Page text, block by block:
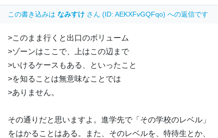
この書き込みは なみすけ さん (ID: AEKXFvGQFqo) への返信です
>このまま行くと出口のボリューム
>ゾーンはここで、上はこの辺まで
>いけるケースもある、といったこと
>を知ることは無意味なことでは
>ありません。
その通りだと思いますよ。進学先で「その学校のレベル」
をはかることはある。また、そのレベルを、特待生とか、